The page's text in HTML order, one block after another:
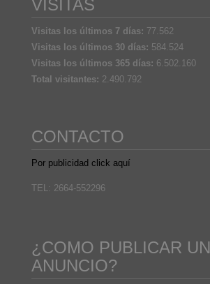
VISITAS
Visitas los últimos 7 días: 77.562
Visitas los últimos 30 días: 584.524
Visitas los últimos 365 días: 6.502.160
Total visitantes: 2.490.792
CONTACTO
Por publicidad click aquí
TEL: 2664-552296
¿COMO PUBLICAR UN
ANUNCIO?